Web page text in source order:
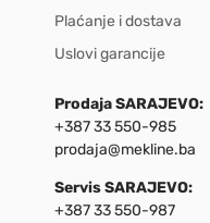
Plaćanje i dostava
Uslovi garancije
Prodaja SARAJEVO:
+387 33 550-985
prodaja@mekline.ba
Servis SARAJEVO:
+387 33 550-987